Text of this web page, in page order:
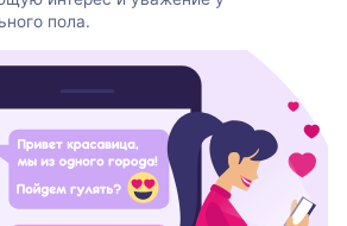
пола.